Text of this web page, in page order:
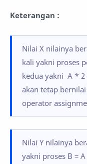
Keterangan :
Nilai X nilainya
kali yakni proses
kedua yakni A * 2
akan tetap
operator
Nilai Y nilainya
yakni proses B = A